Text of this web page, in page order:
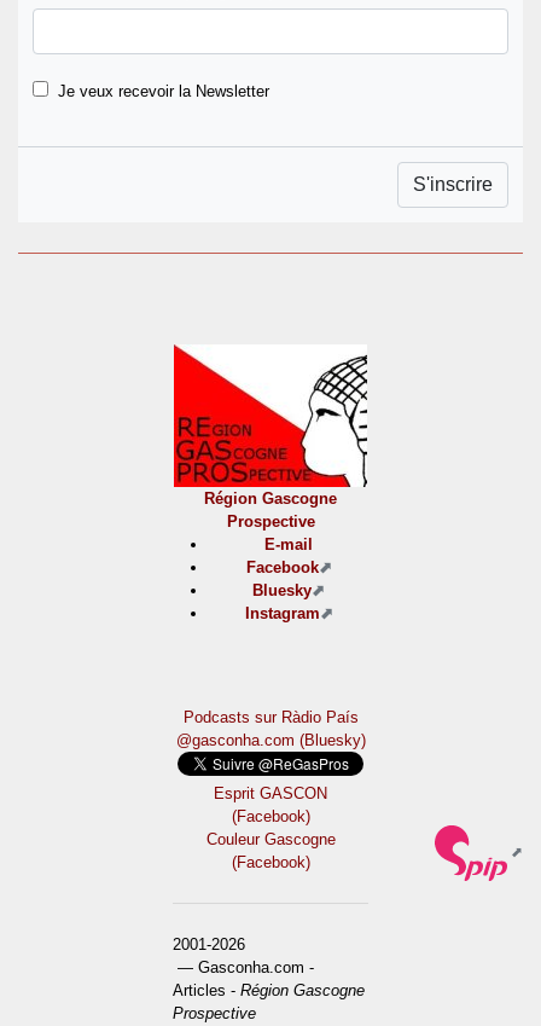
Je veux recevoir la Newsletter
Région Gascogne
Prospective
E-mail
Facebook
Bluesky
Instagram
Podcasts sur Ràdio País
@gasconha.com (Bluesky)
Esprit GASCON
(Facebook)
Couleur Gascogne
(Facebook)
2001-2026
— Gasconha.com -
Articles -Région Gascogne
Prospective